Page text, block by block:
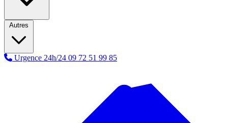
Autres
Urgence 24h/24 09 72 51 99 85